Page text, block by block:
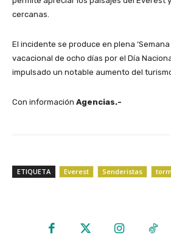
cercanas.
El incidente se produce en plena
vacacional de ocho días por el Día
impulsado un notable aumento del
Con información Agencias.-
ETIQUETA Everest Senderistas